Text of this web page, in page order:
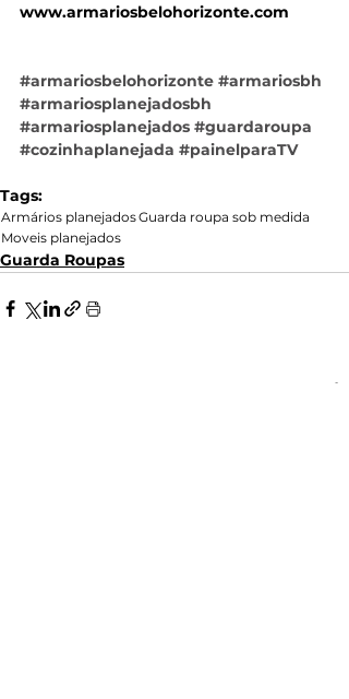
www.armariosbelohorizonte.com
#armariosbelohorizonte #armariosbh
#armariosplanejadosbh
#armariosplanejados #guardaroupa
#cozinhaplanejada #painelparaTV
Tags:
Armários planejadosGuarda roupa sob medida
Moveis planejados
Guarda Roupas
Ver tudo